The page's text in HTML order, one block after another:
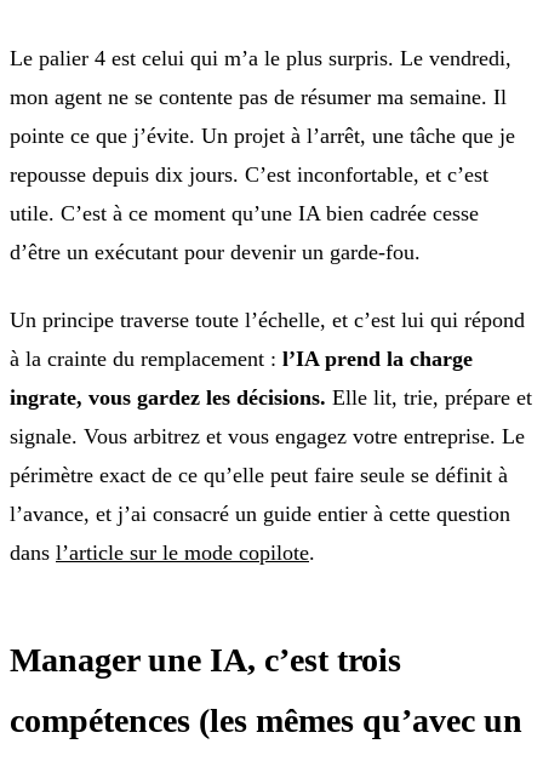
Le palier 4 est celui qui m’a le plus surpris. Le vendredi,
mon agent ne se contente pas de résumer ma semaine. Il
pointe ce que j’évite. Un projet à l’arrêt, une tâche que je
repousse depuis dix jours. C’est inconfortable, et c’est
utile. C’est à ce moment qu’une IA bien cadrée cesse
d’être un exécutant pour devenir un garde-fou.
Un principe traverse toute l’échelle, et c’est lui qui répond
à la crainte du remplacement : l’IA prend la charge
ingrate, vous gardez les décisions. Elle lit, trie, prépare et
signale. Vous arbitrez et vous engagez votre entreprise. Le
périmètre exact de ce qu’elle peut faire seule se définit à
l’avance, et j’ai consacré un guide entier à cette question
dans l’article sur le mode copilote.
Manager une IA, c’est trois
compétences (les mêmes qu’avec un